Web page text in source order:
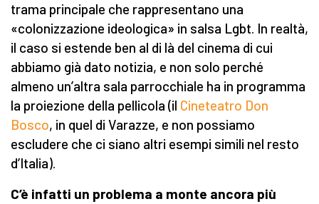
trama principale che rappresentano una
«colonizzazione ideologica» in salsa Lgbt. In realtà,
il caso si estende ben al di là del cinema di cui
abbiamo già dato notizia, e non solo perché
almeno un’altra sala parrocchiale ha in programma
la proiezione della pellicola (il Cineteatro Don
Bosco, in quel di Varazze, e non possiamo
escludere che ci siano altri esempi simili nel resto
d’Italia).
C’è infatti un problema a monte ancora più